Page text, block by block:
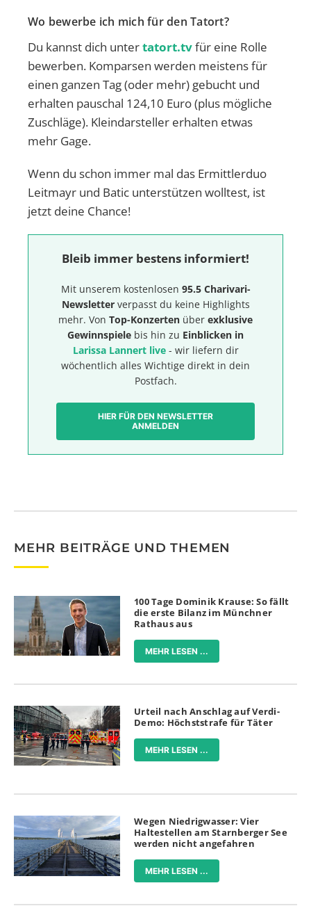
Wo bewerbe ich mich für den Tatort?
Du kannst dich untertatort.tvfür eine Rolle
bewerben. Komparsen werden meistens für
einen ganzen Tag (oder mehr) gebucht und
erhalten pauschal 124,10 Euro (plus mögliche
Zuschläge). Kleindarsteller erhalten etwas
mehr Gage.
Wenn du schon immer mal das Ermittlerduo
Leitmayr und Batic unterstützen wolltest, ist
jetzt deine Chance!
Bleib immer bestens informiert!
Mit unserem kostenlosen 95.5 Charivari-
Newsletterverpasst du keine Highlights
mehr. Von Top-Konzerten über exklusive
Gewinnspiele bis hin zu Einblicken in
Larissa Lannert live- wir liefern dir
wöchentlich alles Wichtige direkt in dein
Postfach.
HIER FÜR DEN NEWSLETTER
ANMELDEN
MEHR BEITRÄGE UND THEMEN
100 Tage Dominik Krause: So fällt
die erste Bilanz im Münchner
Rathaus aus
MEHR LESEN ...
Urteil nach Anschlag auf Verdi-
Demo: Höchststrafe für Täter
MEHR LESEN ...
Wegen Niedrigwasser: Vier
Haltestellen am Starnberger See
werden nicht angefahren
MEHR LESEN ...